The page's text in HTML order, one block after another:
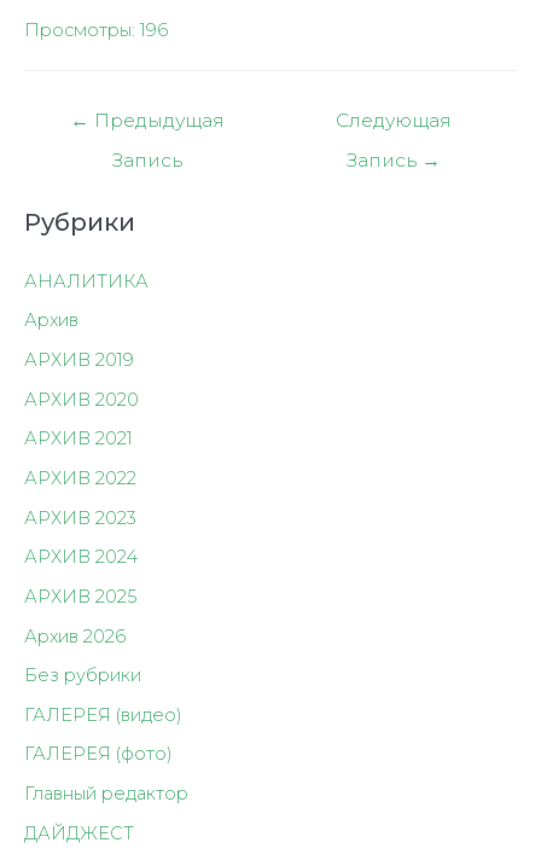
Просмотры: 196
Навигация
← Предыдущая
Запись
Следующая
Запись →
Рубрики
АНАЛИТИКА
Архив
АРХИВ 2019
АРХИВ 2020
АРХИВ 2021
АРХИВ 2022
АРХИВ 2023
АРХИВ 2024
АРХИВ 2025
Архив 2026
Без рубрики
ГАЛЕРЕЯ (видео)
ГАЛЕРЕЯ (фото)
Главный редактор
ДАЙДЖЕСТ